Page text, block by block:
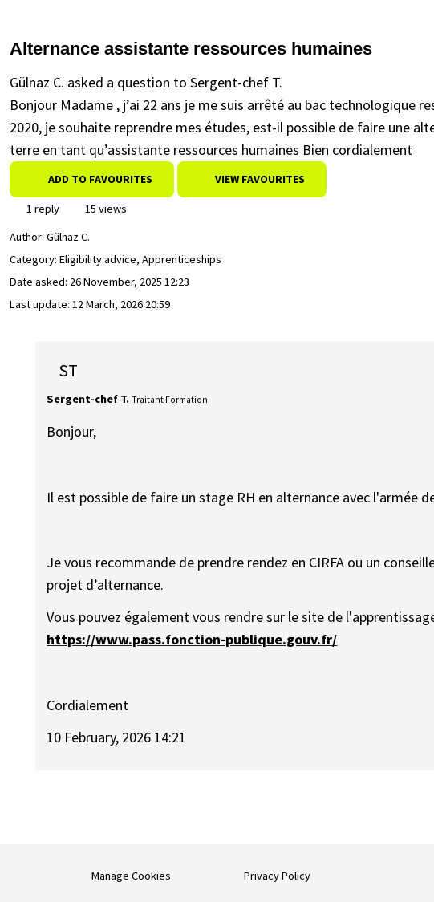
Alternance assistante ressources humaines
Gülnaz C. asked a question to Sergent-chef T.
Bonjour Madame , j’ai 22 ans je me suis arrêté au bac technologique
2020, je souhaite reprendre mes études, est-il possible de faire une
terre en tant qu’assistante ressources humaines Bien cordialement
ADD TO FAVOURITES VIEW FAVOURITES
1 reply
15 views
Author: Gülnaz C.
Category: Eligibility advice, Apprenticeships
Date asked: 26 November, 2025 12:23
Last update: 12 March, 2026 20:59
ST
Sergent-chef T. Traitant Formation
Bonjour,
Il est possible de faire un stage RH en alternance avec l'armée
Je vous recommande de prendre rendez en CIRFA ou un
projet d’alternance.
Vous pouvez également vous rendre sur le site de
https://www.pass.fonction-publique.gouv.fr/
Cordialement
10 February, 2026 14:21
Manage Cookies Privacy Policy